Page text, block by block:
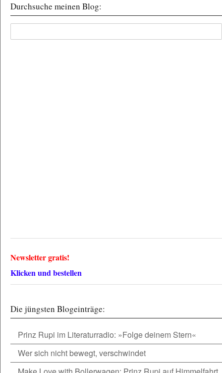
Durchsuche meinen Blog:
Newsletter gratis!
Klicken und bestellen
Die jüngsten Blogeinträge:
Prinz Rupi im Literaturradio: »Folge deinem Stern«
Wer sich nicht bewegt, verschwindet